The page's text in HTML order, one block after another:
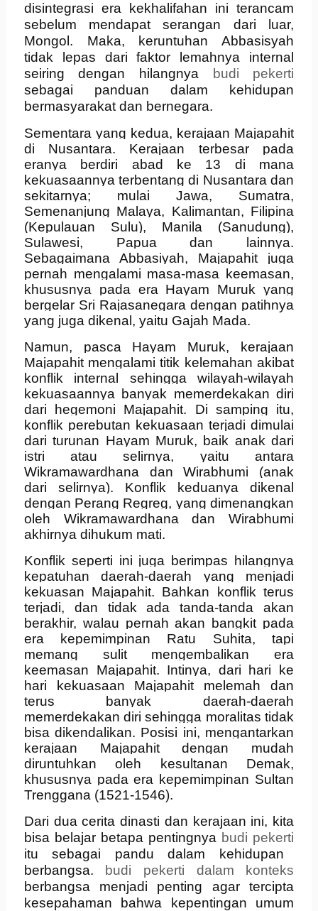
disintegrasi era kekhalifahan ini terancam
sebelum mendapat serangan dari luar,
Mongol. Maka, keruntuhan Abbasisyah
tidak lepas dari faktor lemahnya internal
seiring dengan hilangnya
budi pekerti
sebagai panduan dalam kehidupan
bermasyarakat dan bernegara.
Sementara yang kedua, kerajaan Majapahit
di Nusantara. Kerajaan terbesar pada
eranya berdiri abad ke 13 di mana
kekuasaannya terbentang di Nusantara dan
sekitarnya; mulai Jawa, Sumatra,
Semenanjung Malaya, Kalimantan, Filipina
(Kepulauan Sulu), Manila (Sanudung),
Sulawesi, Papua dan lainnya.
Sebagaimana Abbasiyah, Majapahit juga
pernah mengalami masa-masa keemasan,
khususnya pada era Hayam Muruk yang
bergelar Sri Rajasanegara dengan patihnya
yang juga dikenal, yaitu Gajah Mada.
Namun, pasca Hayam Muruk, kerajaan
Majapahit mengalami titik kelemahan akibat
konflik internal sehingga wilayah-wilayah
kekuasaannya banyak memerdekakan diri
dari hegemoni Majapahit. Di samping itu,
konflik perebutan kekuasaan terjadi dimulai
dari turunan Hayam Muruk, baik anak dari
istri atau selirnya, yaitu antara
Wikramawardhana dan Wirabhumi (anak
dari selirnya). Konflik keduanya dikenal
dengan Perang Regreg, yang dimenangkan
oleh Wikramawardhana dan Wirabhumi
akhirnya dihukum mati.
Konflik seperti ini juga berimpas hilangnya
kepatuhan daerah-daerah yang menjadi
kekuasan Majapahit. Bahkan konflik terus
terjadi, dan tidak ada tanda-tanda akan
berakhir, walau pernah akan bangkit pada
era kepemimpinan Ratu Suhita, tapi
memang sulit mengembalikan era
keemasan Majapahit. Intinya, dari hari ke
hari kekuasaan Majapahit melemah dan
terus banyak daerah-daerah
memerdekakan diri sehingga moralitas tidak
bisa dikendalikan. Posisi ini, mengantarkan
kerajaan Majapahit dengan mudah
diruntuhkan oleh kesultanan Demak,
khususnya pada era kepemimpinan Sultan
Trenggana (1521-1546).
Dari dua cerita dinasti dan kerajaan ini, kita
bisa belajar betapa pentingnya budi pekerti
itu sebagai pandu dalam kehidupan
berbangsa.
budi pekerti dalam konteks
berbangsa menjadi penting agar tercipta
kesepahaman bahwa kepentingan umum